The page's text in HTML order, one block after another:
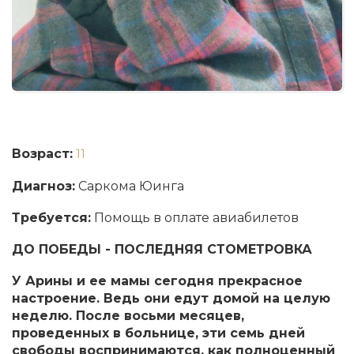
Возраст: 11
Диагноз: Саркома Юинга
Требуется: Помощь в оплате авиабилетов
ДО ПОБЕДЫ - ПОСЛЕДНЯЯ СТОМЕТРОВКА
У Арины и ее мамы сегодня прекрасное
настроение. Ведь они едут домой на целую
неделю. После восьми месяцев,
проведенных в больнице, эти семь дней
свободы воспринимаются, как полноценный